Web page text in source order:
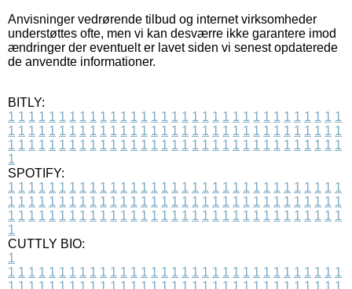
Anvisninger vedrørende tilbud og internet virksomheder
understøttes ofte, men vi kan desværre ikke garantere imod
ændringer der eventuelt er lavet siden vi senest opdaterede
de anvendte informationer.
BITLY:
1 1 1 1 1 1 1 1 1 1 1 1 1 1 1 1 1 1 1 1 1 1 1 1 1 1 1 1 1 1 1 1 1
1 1 1 1 1 1 1 1 1 1 1 1 1 1 1 1 1 1 1 1 1 1 1 1 1 1 1 1 1 1 1 1 1
1 1 1 1 1 1 1 1 1 1 1 1 1 1 1 1 1 1 1 1 1 1 1 1 1 1 1 1 1 1 1 1 1
1
SPOTIFY:
1 1 1 1 1 1 1 1 1 1 1 1 1 1 1 1 1 1 1 1 1 1 1 1 1 1 1 1 1 1 1 1 1
1 1 1 1 1 1 1 1 1 1 1 1 1 1 1 1 1 1 1 1 1 1 1 1 1 1 1 1 1 1 1 1 1
1 1 1 1 1 1 1 1 1 1 1 1 1 1 1 1 1 1 1 1 1 1 1 1 1 1 1 1 1 1 1 1 1
1
CUTTLY BIO:
1
1 1 1 1 1 1 1 1 1 1 1 1 1 1 1 1 1 1 1 1 1 1 1 1 1 1 1 1 1 1 1 1 1
1 1 1 1 1 1 1 1 1 1 1 1 1 1 1 1 1 1 1 1 1 1 1 1 1 1 1 1 1 1 1 1 1